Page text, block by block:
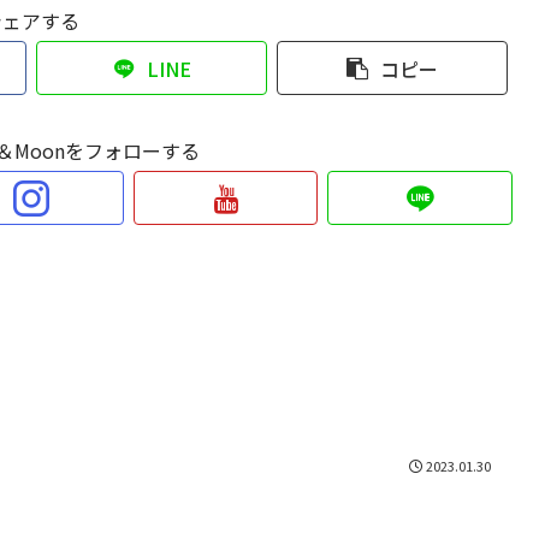
アする
LINE コピー
Moonをフォローする
2023.01.30